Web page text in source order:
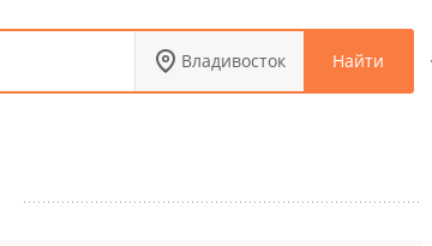
Владивосток Найти